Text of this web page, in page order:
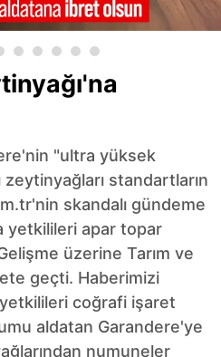
"ultra yüksek
standartların
skandalı gündeme
yetkilileri apar topar
üzerine Tarım ve
geçti. Haberimizi
coğrafi işaret
aldatan Garandere'ye
numuneler